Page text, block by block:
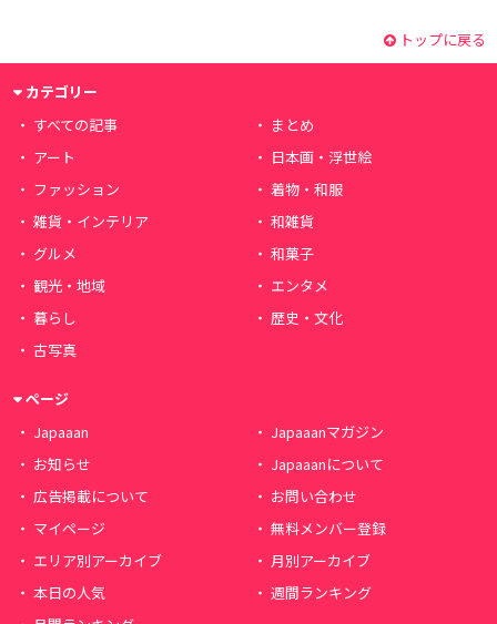
トップに戻る
カテゴリー
すべての記事
まとめ
アート
日本画・浮世絵
ファッション
着物・和服
雑貨・インテリア
和雑貨
グルメ
和菓子
観光・地域
エンタメ
暮らし
歴史・文化
古写真
ページ
Japaaan
Japaaanマガジン
お知らせ
Japaaanについて
広告掲載について
お問い合わせ
マイページ
無料メンバー登録
エリア別アーカイブ
月別アーカイブ
本日の人気
週間ランキング